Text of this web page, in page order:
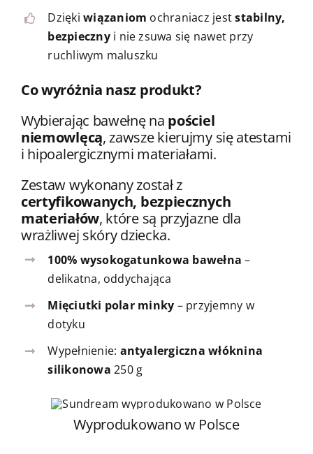
Dziękiwiązaniom ochraniacz jeststabilny,
bezpiecznyi nie zsuwa się nawet przy
ruchliwym maluszku
Co wyróżnia nasz produkt?
Wybierając bawełnę na pościel
niemowlęcą, zawsze kierujmy się atestami
i hipoalergicznymi materiałami.
Zestaw wykonany został z
certyfikowanych, bezpiecznych
materiałów, które są przyjazne dla
wrażliwej skóry dziecka.
100% wysokogatunkowa bawełna –
delikatna, oddychająca
Mięciutki polar minky – przyjemny w
dotyku
Wypełnienie: antyalergiczna włóknina
silikonowa 250 g
Wyprodukowano w Polsce